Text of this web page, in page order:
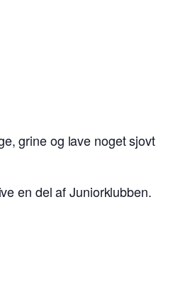
grine og lave noget sjovt
en del af Juniorklubben.